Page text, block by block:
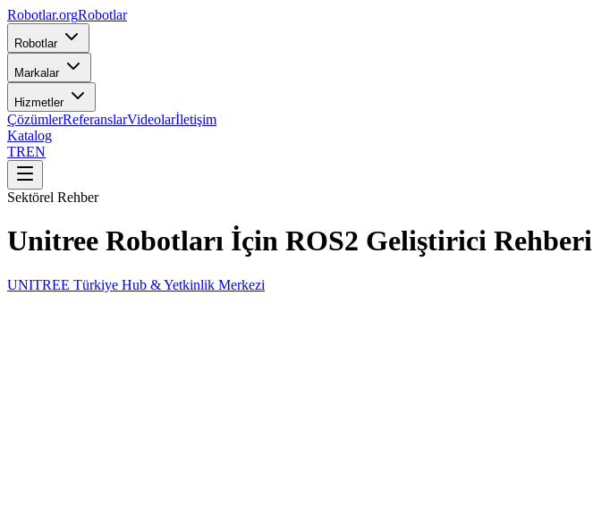
Robotlar.orgRobotlar
Robotlar
Markalar
Hizmetler
ÇözümlerReferanslarVideolarİletişim
Katalog
TREN
Sektörel Rehber
Unitree Robotları İçin ROS2 Geliştirici Rehberi
UNITREE Türkiye Hub & Yetkinlik Merkezi